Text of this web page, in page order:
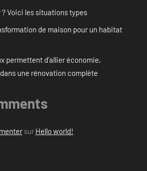
Voici les situations types
de maison pour un habitat
permettent d’allier économie,
une rénovation complète
sur Hello world!